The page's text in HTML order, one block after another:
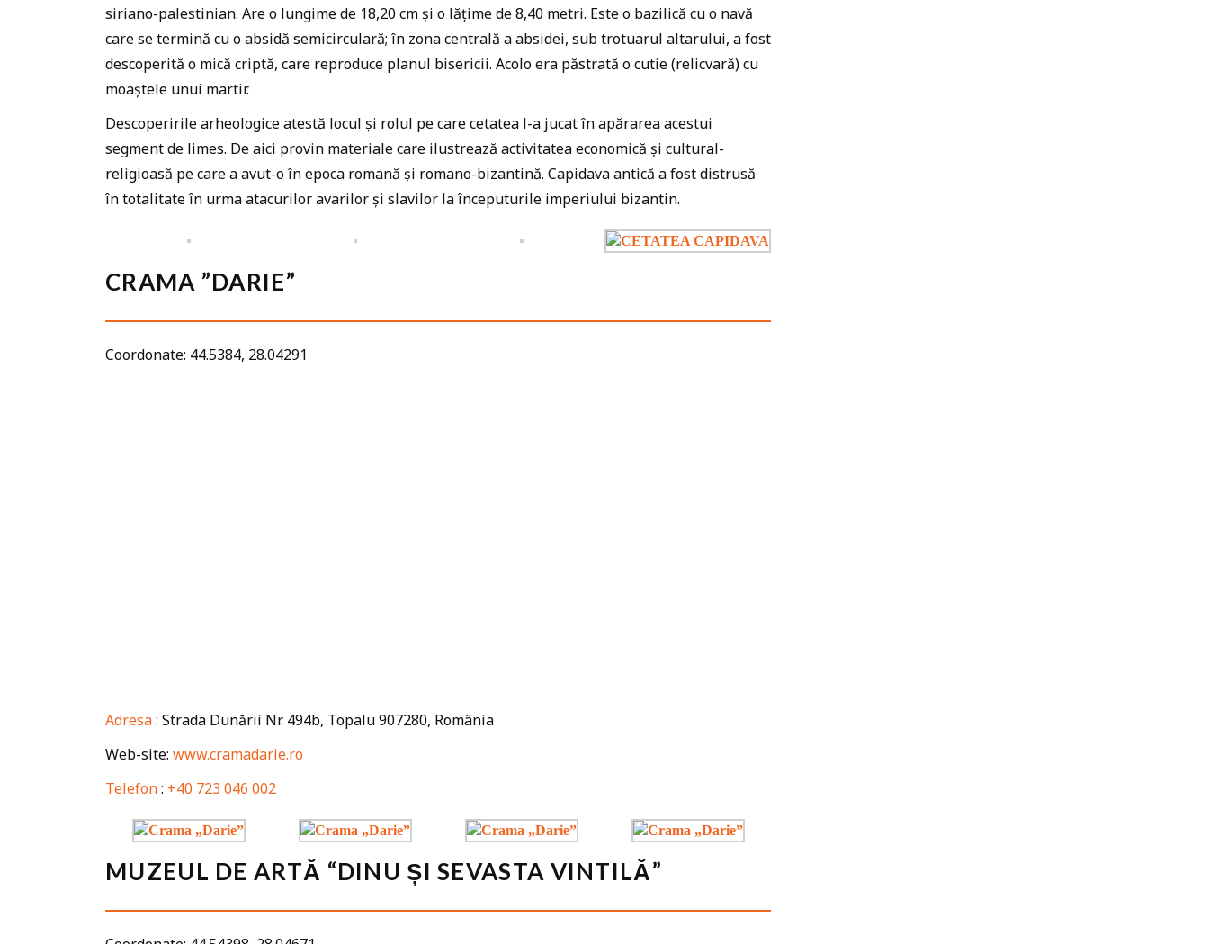
siriano-palestinian. Are o lungime de 18,20 cm și o lățime de 8,40 metri. Este o bazilică cu o navă
care se termină cu o absidă semicirculară; în zona centrală a absidei, sub trotuarul altarului, a fost
descoperită o mică criptă, care reproduce planul bisericii. Acolo era păstrată o cutie (relicvară) cu
moaștele unui martir.
Descoperirile arheologice atestă locul și rolul pe care cetatea l-a jucat în apărarea acestui
segment de limes. De aici provin materiale care ilustrează activitatea economică și cultural-
religioasă pe care a avut-o în epoca romană și romano-bizantină. Capidava antică a fost distrusă
în totalitate în urma atacurilor avarilor și slavilor la începuturile imperiului bizantin.
CRAMA ”DARIE”
Coordonate: 44.5384, 28.04291
Adresa: Strada Dunării Nr. 494b, Topalu 907280, România
Web-site: www.cramadarie.ro
Telefon: +40 723 046 002
MUZEUL DE ARTĂ “DINU ȘI SEVASTA VINTILĂ”